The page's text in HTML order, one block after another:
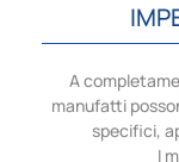
A
manufatti
specifici,
I